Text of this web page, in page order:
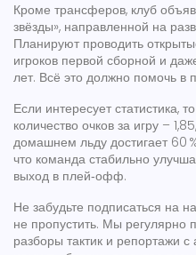
Кроме трансферов, клуб
звёзды», направленной на
Планируют проводить
игроков первой сборной и
лет. Всё это должно помочь в
Если интересует статистика,
количество очков за игру –
домашнем льду достигает 60
что команда стабильно
выход в плей‑офф.
Не забудьте подписаться на
не пропустить. Мы регулярно
разборы тактик и репортажи